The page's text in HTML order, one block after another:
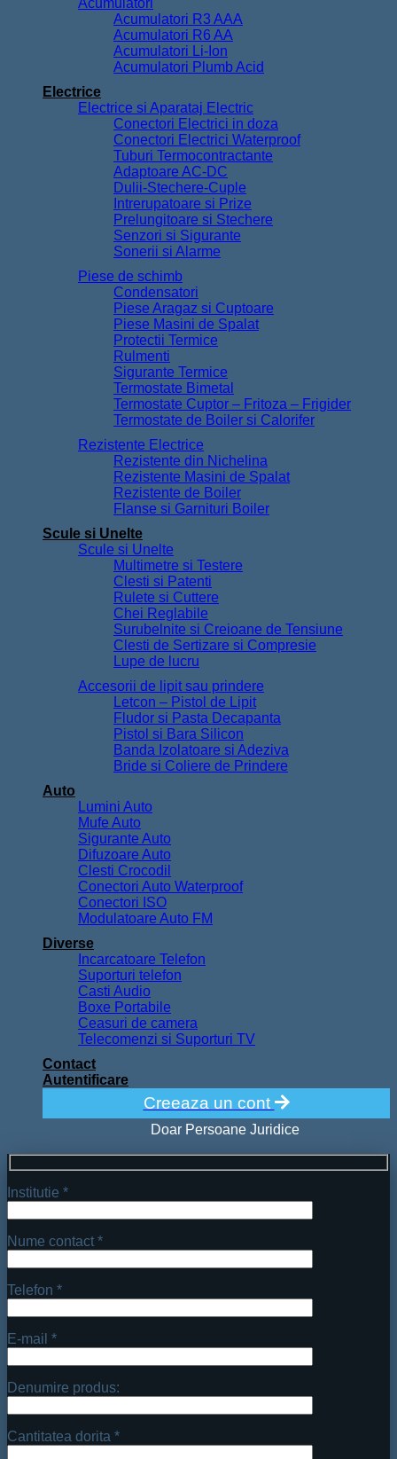
Acumulatori R3 AAA
Acumulatori R6 AA
Acumulatori Li-Ion
Acumulatori Plumb Acid
Electrice
Electrice si Aparataj Electric
Conectori Electrici in doza
Conectori Electrici Waterproof
Tuburi Termocontractante
Adaptoare AC-DC
Dulii-Stechere-Cuple
Intrerupatoare si Prize
Prelungitoare si Stechere
Senzori si Sigurante
Sonerii si Alarme
Piese de schimb
Condensatori
Piese Aragaz si Cuptoare
Piese Masini de Spalat
Protectii Termice
Rulmenti
Sigurante Termice
Termostate Bimetal
Termostate Cuptor – Fritoza – Frigider
Termostate de Boiler si Calorifer
Rezistente Electrice
Rezistente din Nichelina
Rezistente Masini de Spalat
Rezistente de Boiler
Flanse si Garnituri Boiler
Scule si Unelte
Scule si Unelte
Multimetre si Testere
Clesti si Patenti
Rulete si Cuttere
Chei Reglabile
Surubelnite si Creioane de Tensiune
Clesti de Sertizare si Compresie
Lupe de lucru
Accesorii de lipit sau prindere
Letcon – Pistol de Lipit
Fludor si Pasta Decapanta
Pistol si Bara Silicon
Banda Izolatoare si Adeziva
Bride si Coliere de Prindere
Auto
Lumini Auto
Mufe Auto
Sigurante Auto
Difuzoare Auto
Clesti Crocodil
Conectori Auto Waterproof
Conectori ISO
Modulatoare Auto FM
Diverse
Incarcatoare Telefon
Suporturi telefon
Casti Audio
Boxe Portabile
Ceasuri de camera
Telecomenzi si Suporturi TV
Contact
Autentificare
Creeaza un cont
Doar Persoane Juridice
Institutie *
Nume contact *
Telefon *
E-mail *
Denumire produs:
Cantitatea dorita *